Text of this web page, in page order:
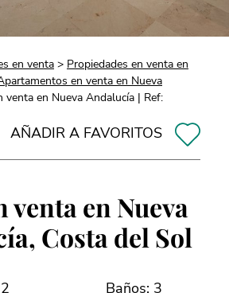
en venta > Propiedades en venta en
en venta en Nueva
venta en Nueva Andalucía | Ref:
AÑADIR A FAVORITOS
venta en Nueva
Costa del Sol
Baños: 3